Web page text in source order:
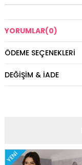
YORUMLAR(0)
ÖDEME SEÇENEKLERI
DEĞIŞIM & İADE
YENI